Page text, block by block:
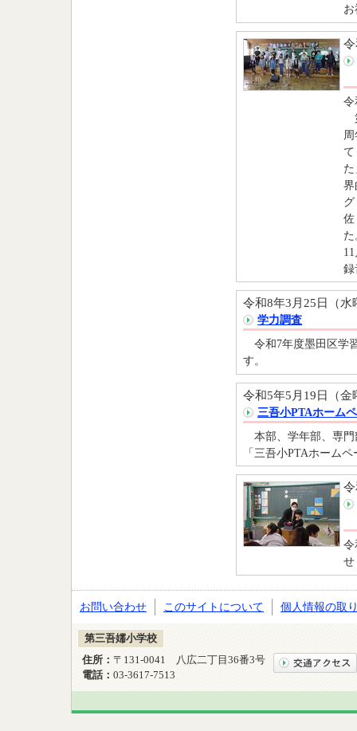
令
界
佐
録
令和8年3月25日（水
学力調査
令和7年度墨田区学
す。
令和5年5月19日（金
三吾小PTAホーム
本部、学年部、専門
「三吾小PTAホーム
せ
お問い合わせ このサイトについて 個人情報の取
第三吾嬬小学校
住所： 〒131-0041 八広二丁目36番3号
電話： 03-3617-7513